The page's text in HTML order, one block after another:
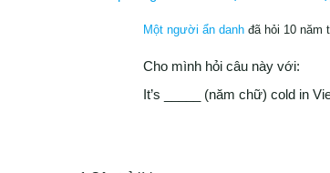
Một người ẩn danh đã hỏi 10 năm
Cho mình hỏi câu này với:
It’s _____ (năm chữ) cold in